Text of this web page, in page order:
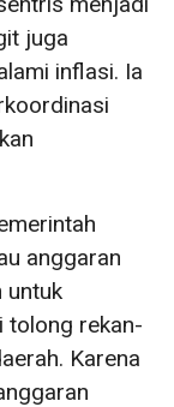
juga
inflasi. Ia
anggaran
untuk
tolong rekan-
Karena